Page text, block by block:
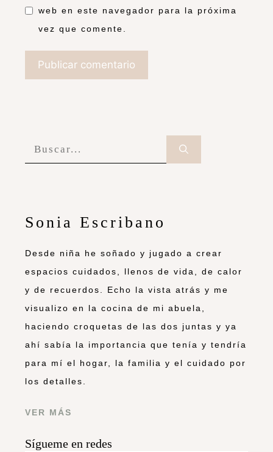
web en este navegador para la próxima
vez que comente.
Sonia Escribano
Desde niña he soñado y jugado a crear
espacios cuidados, llenos de vida, de calor
y de recuerdos. Echo la vista atrás y me
visualizo en la cocina de mi abuela,
haciendo croquetas de las dos juntas y ya
ahí sabía la importancia que tenía y tendría
para mí el hogar, la familia y el cuidado por
los detalles.
VER MÁS
Sígueme en redes